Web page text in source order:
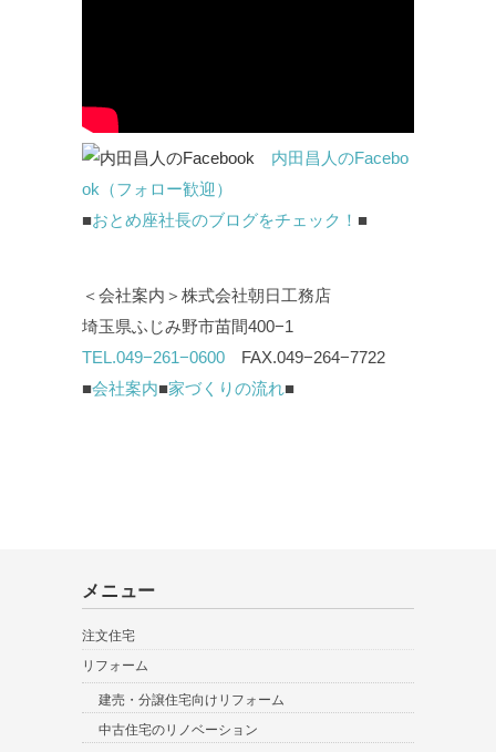
内田昌人のFacebo
ok（フォロー歓迎）
■おとめ座社長のブログをチェック！ ■
＜会社案内＞株式会社朝日工務店
埼玉県ふじみ野市苗間400−1
TEL.049−261−0600 FAX.049−264−7722
■会社案内■家づくりの流れ■
メニュー
注文住宅
リフォーム
建売・分譲住宅向けリフォーム
中古住宅のリノベーション